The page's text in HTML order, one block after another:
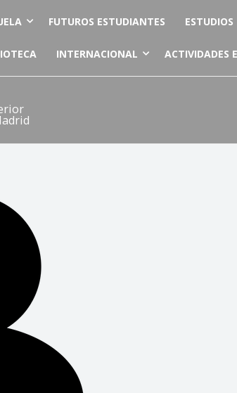
FUTUROS ESTUDIANTES ESTUDIOS
INTERNACIONAL ACTIVIDADES